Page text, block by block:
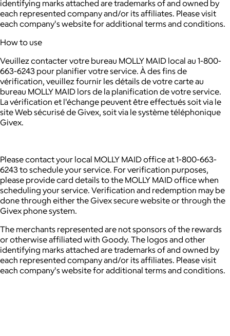
identifying marks attached are trademarks of and owned by
each represented company and/or its affiliates. Please visit
each company's website for additional terms and conditions.
How to use
Veuillez contacter votre bureau MOLLY MAID local au 1-800-
663-6243 pour planifier votre service. À des fins de
vérification, veuillez fournir les détails de votre carte au
bureau MOLLY MAID lors de la planification de votre service.
La vérification et l'échange peuvent être effectués soit via le
site Web sécurisé de Givex, soit via le système téléphonique
Givex.
Please contact your local MOLLY MAID office at 1-800-663-
6243 to schedule your service. For verification purposes,
please provide card details to the MOLLY MAID office when
scheduling your service. Verification and redemption may be
done through either the Givex secure website or through the
Givex phone system.
The merchants represented are not sponsors of the rewards
or otherwise affiliated with Goody. The logos and other
identifying marks attached are trademarks of and owned by
each represented company and/or its affiliates. Please visit
each company's website for additional terms and conditions.